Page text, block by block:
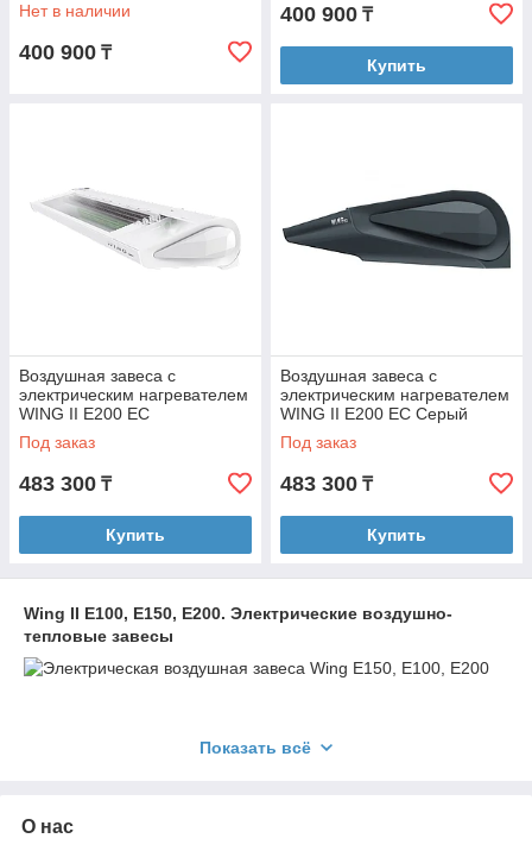
Нет в наличии
400 900 ₸
400 900 ₸
Купить
Воздушная завеса с
электрическим нагревателем
WING II E200 EC
Под заказ
483 300 ₸
Купить
Воздушная завеса с
электрическим нагревателем
WING II E200 EC Серый
антрацит (RAL 7016)
Под заказ
483 300 ₸
Купить
Wing II E100, E150, E200. Электрические воздушно-
тепловые завесы
Wing II E100, E150, E200 работает по следующему принципу.
Вентилятор всасывает воздух из помещения и, пропуская
Показать всё
О нас